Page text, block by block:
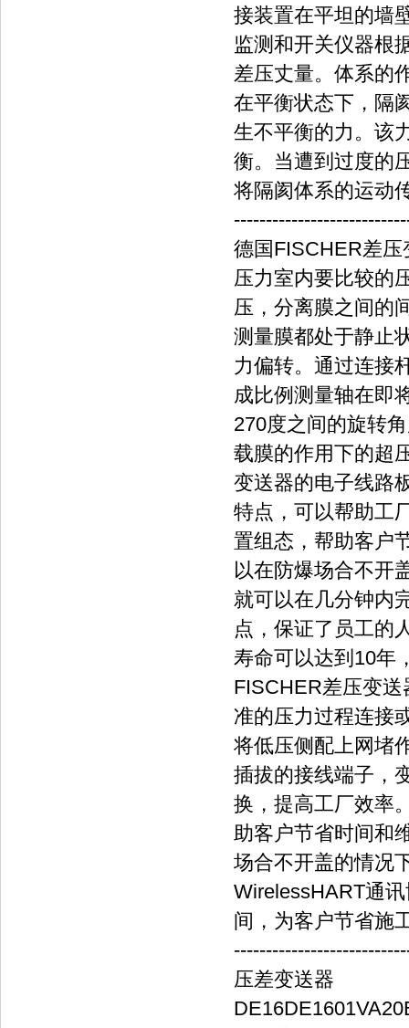
接装置在平坦的墙
监测和开关仪器根
差压丈量。体系的
在平衡状态下，隔
生不平衡的力。该
衡。当遭到过度的
将隔阂体系的运动
德国FISCHER差
压力室内要比较的
压，分离膜之间的
测量膜都处于静止
力偏转。通过连接
成比例测量轴在即
270度之间的旋转
载膜的作用下的超
变送器的电子线路
特点，可以帮助工
置组态，帮助客户
以在防爆场合不开
就可以在几分钟内
点，保证了员工的
寿命可以达到10年
FISCHER差压变
准的压力过程连接
将低压侧配上网堵
插拔的接线端子，
换，提高工厂效率
助客户节省时间和
场合不开盖的情况
WirelessHART通
间，为客户节省施
压差变送器